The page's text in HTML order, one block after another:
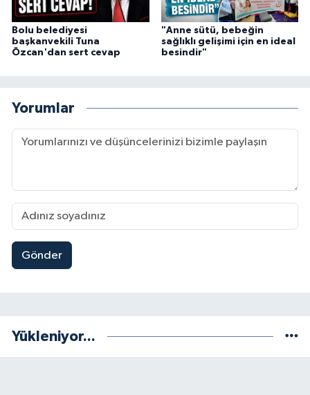
Bolu belediyesi
başkanvekili Tuna
Özcan'dan sert cevap
"Anne sütü, bebeğin
sağlıklı gelişimi için en ideal
besindir"
Yorumlar
Gönder
Yükleniyor...